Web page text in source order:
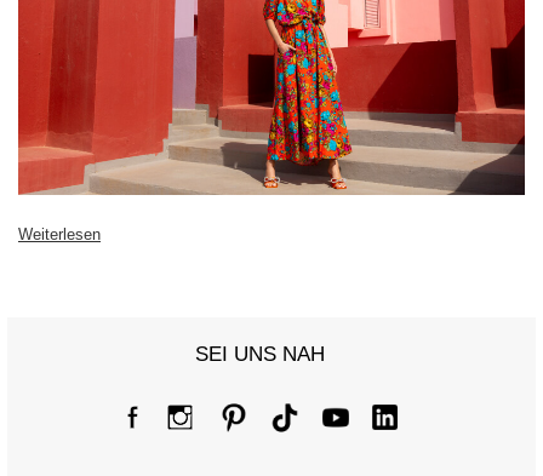
Weiterlesen
SEI UNS NAH